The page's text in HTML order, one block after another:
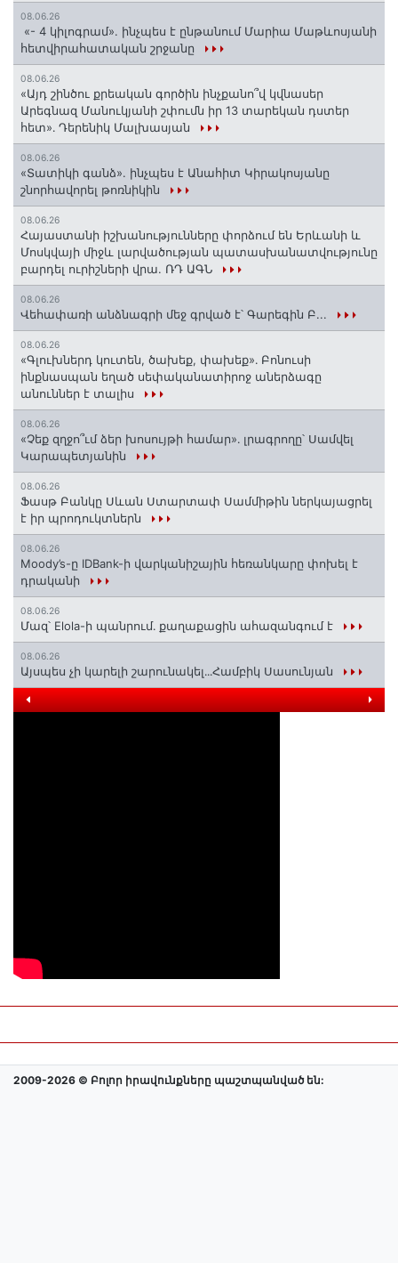
08.06.26
«- 4 կիլոգրամ». ինչպես է ընթանում Մարիա Մաթևոսյանի
հետվիրահատական շրջանը
08.06.26
«Այդ շինծու քրեական գործին ինչքանո՞վ կվնասեր
Արեգնազ Մանուկյանի շփումն իր 13 տարեկան դստեր
հետ»․ Դերենիկ Մալխասյան
08.06.26
«Տատիկի գանձ». ինչպես է Անահիտ Կիրակոսյանը
շնորհավորել թոռնիկին
08.06.26
Հայաստանի իշխանությունները փորձում են Երևանի և
Մոսկվայի միջև լարվածության պատասխանատվությունը
բարդել ուրիշների վրա. ՌԴ ԱԳՆ
08.06.26
Վեհափառի անձնագրի մեջ գրված է՝ Գարեգին Բ...
08.06.26
«Գլուխներդ կուտեն, ծախեք, փախեք»․ Բոնուսի
ինքնասպան եղած սեփականատիրոջ աներձագը
անուններ է տալիս
08.06.26
«Չեք զղջո՞ւմ ձեր խոսույթի համար»․ լրագրողը՝ Սամվել
Կարապետյանին
08.06.26
Ֆասթ Բանկը Սևան Ստարտափ Սամմիթին ներկայացրել
է իր պրոդուկտներն
08.06.26
Moody’s-ը IDBank-ի վարկանիշային հեռանկարը փոխել է
դրականի
08.06.26
Մազ՝ Elola-ի պանրում․ քաղաքացին ահազանգում է
08.06.26
Այսպես չի կարելի շարունակել․․․Համբիկ Սասունյան
2009-2026 © Բոլոր իրավունքները պաշտպանված են: